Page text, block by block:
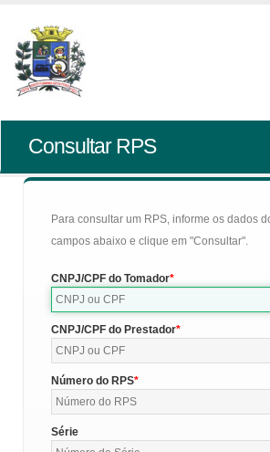
Consultar RPS
Para consultar um RPS, informe os dados
campos abaixo e clique em "Consultar".
CNPJ/CPF do Tomador
CNPJ/CPF do Prestador
Número do RPS
Série